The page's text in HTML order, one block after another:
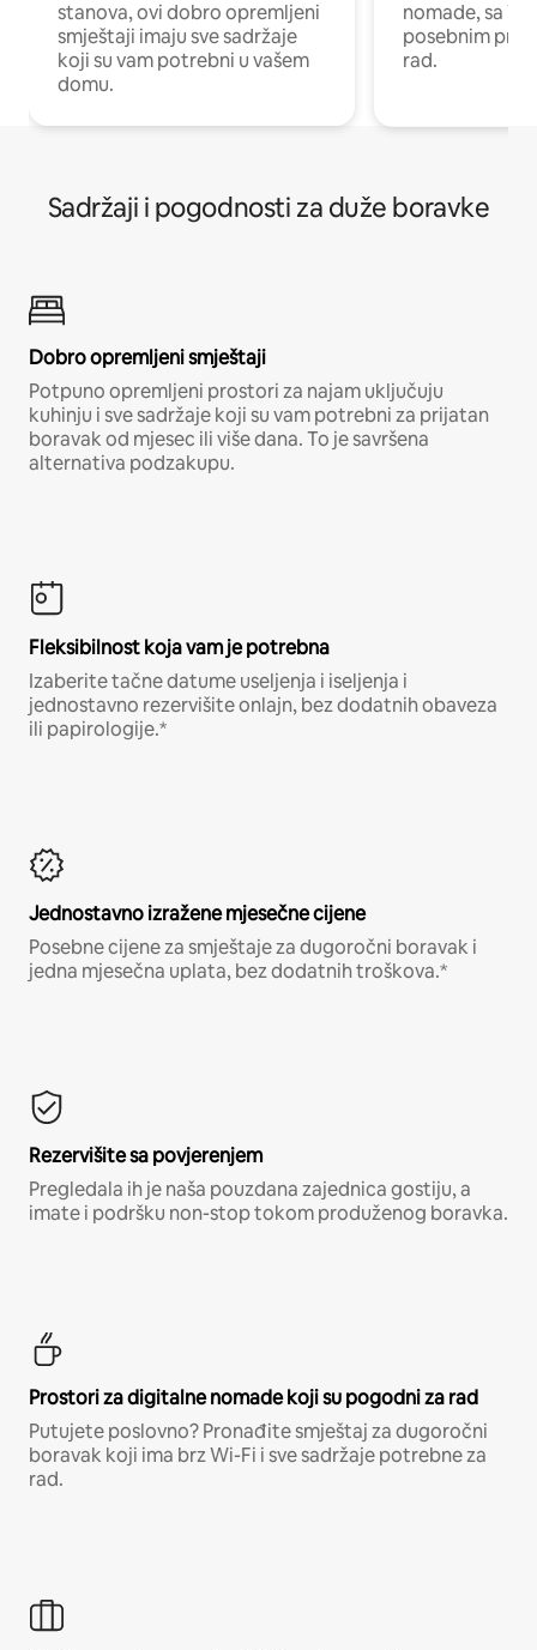
stanova, ovi dobro opremljeni
smještaji imaju sve sadržaje
koji su vam potrebni u vašem
domu.
nomade, sa
posebnim
rad.
Sadržaji i pogodnosti za duže boravke
Dobro opremljeni smještaji
Potpuno opremljeni prostori za najam uključuju
kuhinju i sve sadržaje koji su vam potrebni za prijatan
boravak od mjesec ili više dana. To je savršena
alternativa podzakupu.
Fleksibilnost koja vam je potrebna
Izaberite tačne datume useljenja i iseljenja i
jednostavno rezervišite onlajn, bez dodatnih obaveza
ili papirologije.*
Jednostavno izražene mjesečne cijene
Posebne cijene za smještaje za dugoročni boravak i
jedna mjesečna uplata, bez dodatnih troškova.*
Rezervišite sa povjerenjem
Pregledala ih je naša pouzdana zajednica gostiju, a
imate i podršku non-stop tokom produženog boravka.
Prostori za digitalne nomade koji su pogodni za rad
Putujete poslovno? Pronađite smještaj za dugoročni
boravak koji ima brz Wi-Fi i sve sadržaje potrebne za
rad.